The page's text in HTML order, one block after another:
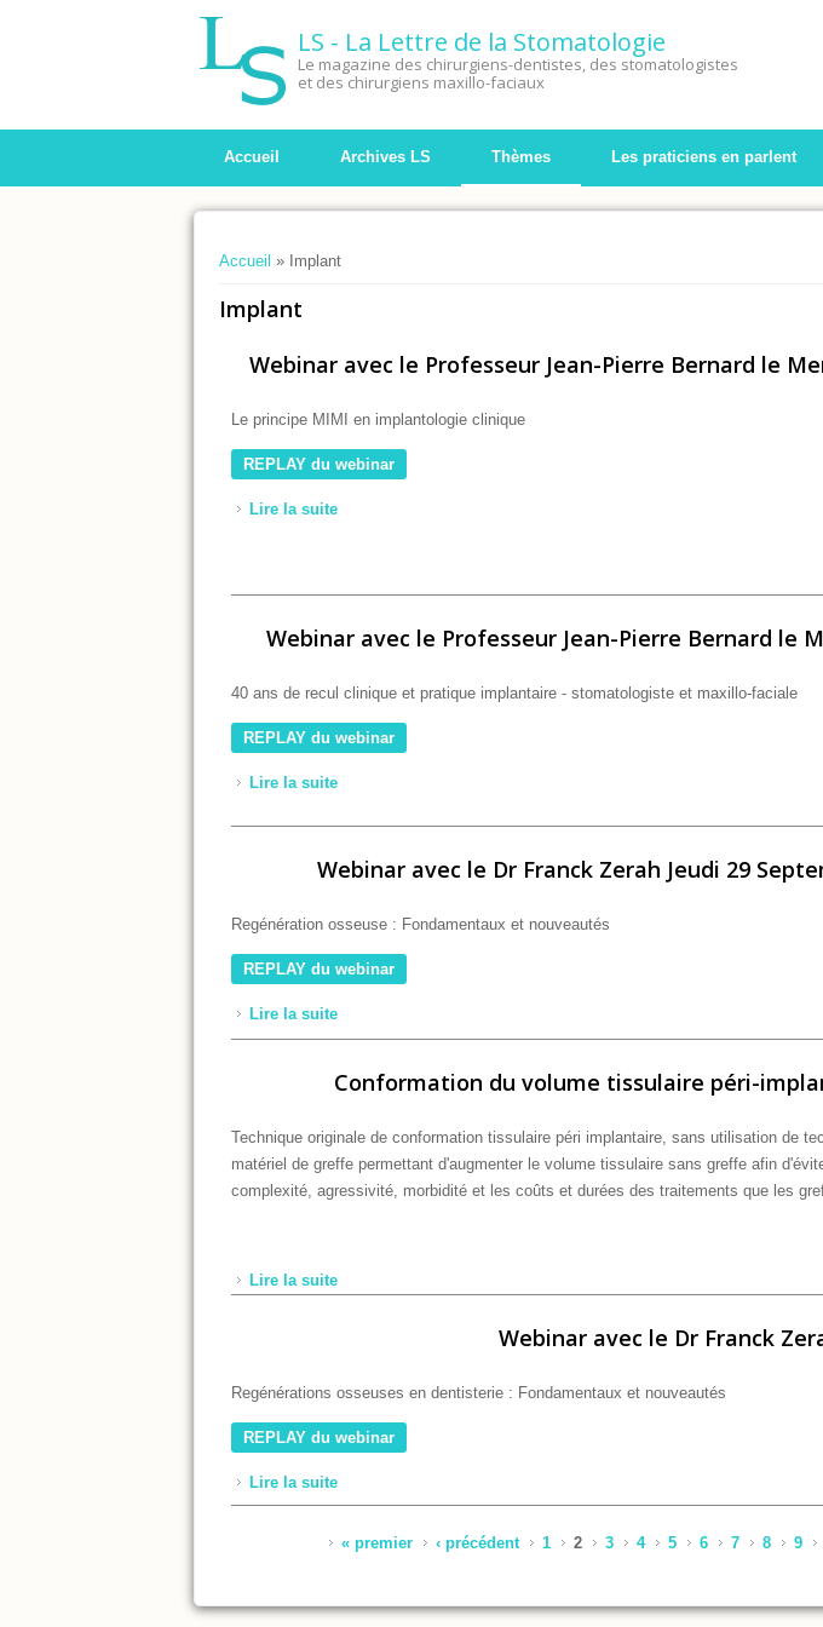
LS - La Lettre de la Stomatologie
Le magazine des chirurgiens-dentistes, des stomatologistes
et des chirurgiens maxillo-faciaux
Accueil Archives LS Thèmes Les praticiens en parlent
Vous êtes ici
Accueil » Implant
Implant
Webinar avec le Professeur Jean-Pierre Bernard le
Le principe MIMI en implantologie clinique
REPLAY du webinar
Lire la suite de Webinar avec le Professeur Jean-Pierre Bernard le Mercredi
Webinar avec le Professeur Jean-Pierre Bernard le
40 ans de recul clinique et pratique implantaire - stomatologiste et maxillo-faciale
REPLAY du webinar
Lire la suite de Webinar avec le Professeur Jean-Pierre Bernard le Merdredi
Webinar avec le Dr Franck Zerah Jeudi 29
Regénération osseuse : Fondamentaux et nouveautés
REPLAY du webinar
Lire la suite
Conformation du volume tissulaire péri-
Technique originale de conformation tissulaire péri implantaire, sans utilisation de
matériel de greffe permettant d'augmenter le volume tissulaire sans greffe afin
complexité, agressivité, morbidité et les coûts et durées des traitements que les
Lire la suite
Webinar avec le Dr Franck
Regénérations osseuses en dentisterie : Fondamentaux et nouveautés
REPLAY du webinar
Lire la suite
« premier ‹ précédent 1 2 3 4 5 6 7 8 9